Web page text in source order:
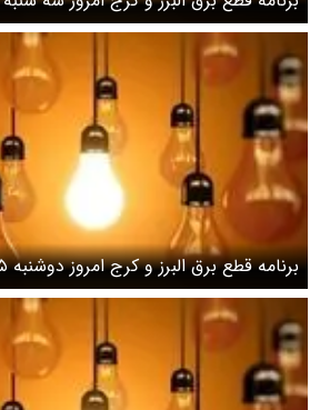
برنامه قطع برق البرز و کرج امروز دوشنبه ۱۵ اردیبهشت